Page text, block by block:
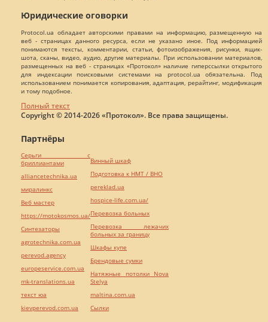
Юридические оговорки
Protocol.ua обладает авторскими правами на информацию, размещенную на
веб - страницах данного ресурса, если не указано иное. Под информацией
понимаются тексты, комментарии, статьи, фотоизображения, рисунки, ящик-
шота, сканы, видео, аудио, другие материалы. При использовании материалов,
размещенных на веб - страницах «Протокол» наличие гиперссылки открытого
для индексации поисковыми системами на protocol.ua обязательна. Под
использованием понимается копирования, адаптация, рерайтинг, модификация
и тому подобное.
Полный текст
Copyright © 2014-2026 «Протокол». Все права защищены.
Партнёры
Серьги с
бриллиантами
alliancetechnika.ua
миралинкс
Веб мастер
https://motokosmos.ua/
Синтезаторы
agrotechnika.com.ua
perevod.agency
europeservice.com.ua
mk-translations.ua
текст юа
kievperevod.com.ua
Винный шкаф
Подготовка к НМТ / ВНО
pereklad.ua
hospice-life.com.ua/
Перевозка больных
Перевозка лежачих
больных за границу
Шкафы купе
Брендовые сумки
Натяжные потолки Nova
Stelya
maltina.com.ua
Cылки